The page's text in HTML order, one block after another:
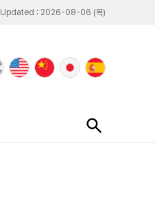
Updated : 2026-08-06 (목)